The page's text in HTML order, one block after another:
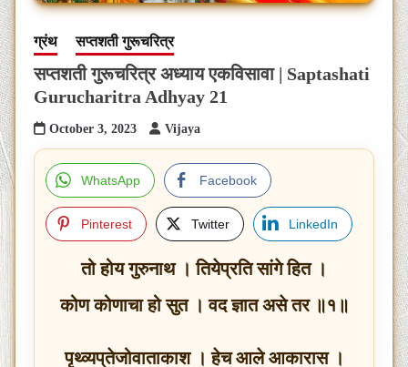
ग्रंथ सप्तशती गुरूचरित्र
सप्तशती गुरूचरित्र अध्याय एकविसावा | Saptashati
Gurucharitra Adhyay 21
October 3, 2023 Vijaya
WhatsApp Facebook
Pinterest Twitter LinkedIn
तो होय गुरुनाथ । तियेप्रति सांगे हित ।
कोण कोणाचा हो सुत । वद ज्ञात असे तर ॥१॥
पृथ्व्यप्‌तेजोवाताकाश । हेच आले आकारास ।